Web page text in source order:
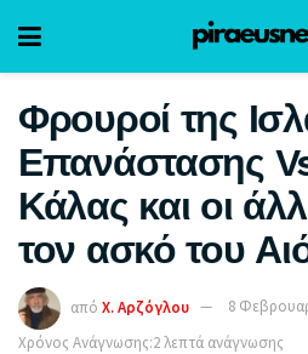
Φρουροί της
Επανάστασης
Κάλας και οι
τον ασκό του
από Χ. Αρζόγλου
8
Χρόνος Ανάγνωσης:2 λεπτά ανάγνωσης